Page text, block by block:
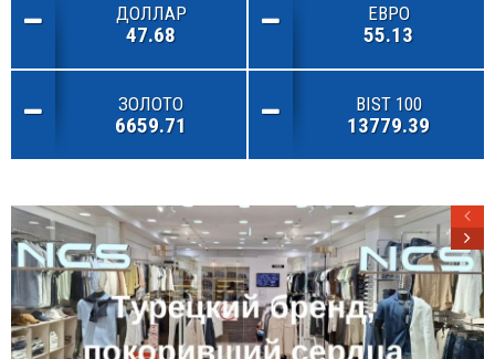
ДОЛЛАР
47.68
ЕВРО
55.13
ЗОЛОТО
6659.71
BIST 100
13779.39